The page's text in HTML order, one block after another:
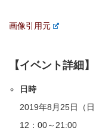
画像引用元
【イベント詳細】
日時
2019年8月25日（日
12：00～21:00